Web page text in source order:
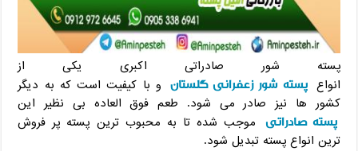
پسته شور صادراتی اکبری یکی از
انواع پسته شور زعفرانی گلستان و با کیفیت است که به دیگر
کشور ها نیز صادر می شود. طعم فوق العاده بی نظیر این
پسته صادراتی
موجب شده تا به محبوب ترین پسته پر فروش
ترین انواع پسته تبدیل شود.